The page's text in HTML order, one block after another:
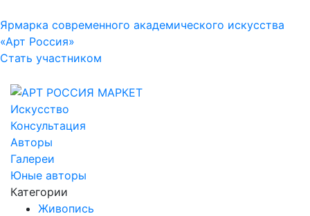
Ярмарка современного академического искусства
«Арт Россия»
Стать участником
Искусство
Консультация
Авторы
Галереи
Юные авторы
Категории
Живопись